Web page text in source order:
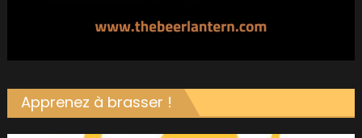
Apprenez à brasser !